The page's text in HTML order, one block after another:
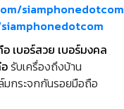
siamphonedotcom
เบอร์สวย เบอร์มงคล
รับเครื่องถึงบ้าน
กระจกกันรอยมือถือ